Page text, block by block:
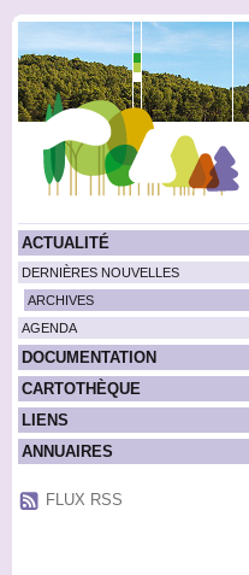
ACTUALITÉ
DERNIÈRES NOUVELLES
ARCHIVES
AGENDA
DOCUMENTATION
CARTOTHÈQUE
LIENS
ANNUAIRES
FLUX RSS